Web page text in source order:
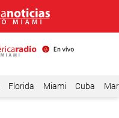
Florida Miami Cuba